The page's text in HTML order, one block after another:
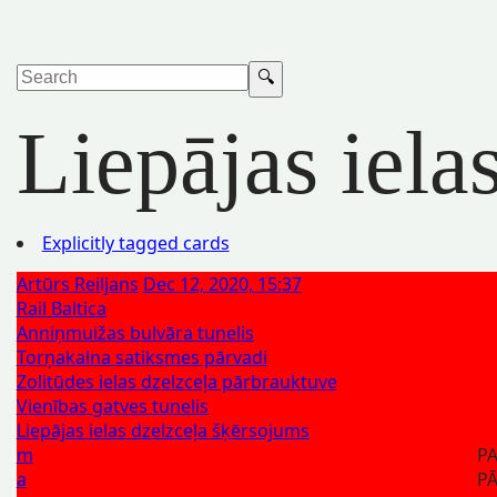
Liepājas
Explicitly tagged cards
Artūrs Reiljans Dec 12, 2020, 15:37
Rail Baltica
Anniņmuižas bulvāra tunelis
Torņakalna satiksmes pārvadi
Zolitūdes ielas dzelzceļa pārbrauktuve
Vienības gatves tunelis
Liepājas ielas dzelzceļa šķērsojums
m
a